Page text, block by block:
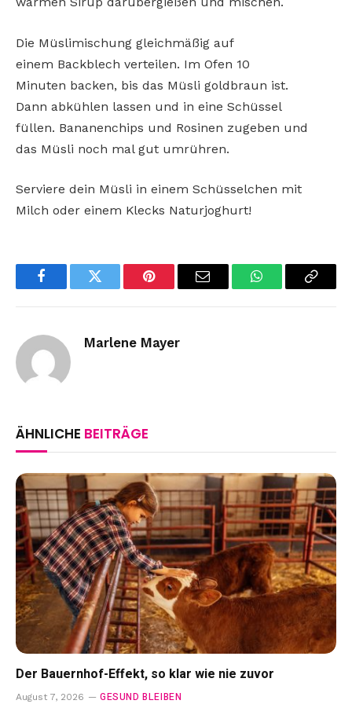
Die Müslimischung gleichmäßig auf
einem Backblech verteilen. Im Ofen 10
Minuten backen, bis das Müsli goldbraun ist.
Dann abkühlen lassen und in eine Schüssel
füllen. Bananenchips und Rosinen zugeben und
das Müsli noch mal gut umrühren.
Serviere dein Müsli in einem Schüsselchen mit
Milch oder einem Klecks Naturjoghurt!
FacebookTwitter Pinterest Email WhatsAppCopy
Marlene Mayer
ÄHNLICHE BEITRÄGE
Der Bauernhof-Effekt, so klar wie nie zuvor
August 7, 2026 GESUND BLEIBEN